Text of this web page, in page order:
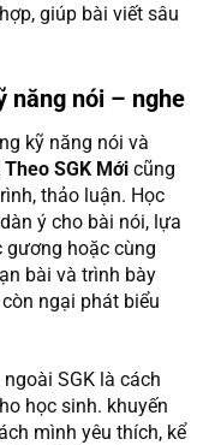
giúp bài viết sâu
năng nói – nghe
kỹ năng nói và
SGK Mới cũng
thảo luận. Học
ý cho bài nói, lựa
gương hoặc cùng
bài và trình bày
ngại phát biểu
SGK là cách
học sinh. khuyến
mình yêu thích, kể